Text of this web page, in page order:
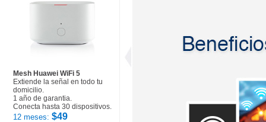
Mesh Huawei WiFi 5
Extiende la señal en todo tu
domicilio.
1 año de garantia.
Conecta hasta 30 dispositivos.
12 meses: $49